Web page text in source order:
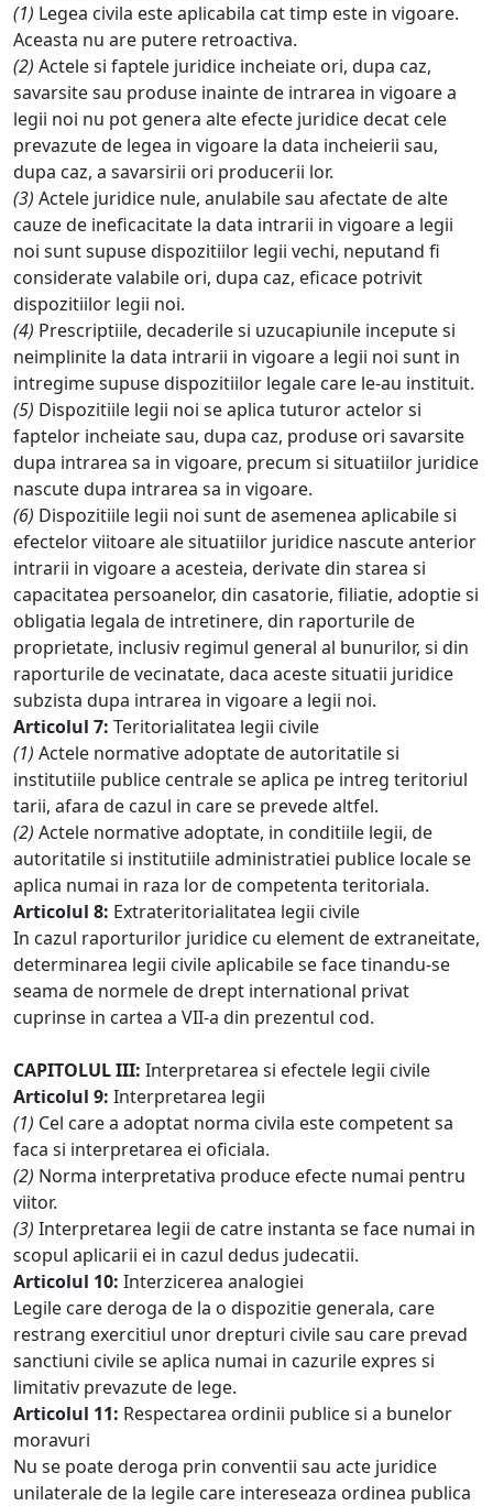
(1) Legea civila este aplicabila cat timp este in vigoare.
Aceasta nu are putere retroactiva.
(2) Actele si faptele juridice incheiate ori, dupa caz,
savarsite sau produse inainte de intrarea in vigoare a
legii noi nu pot genera alte efecte juridice decat cele
prevazute de legea in vigoare la data incheierii sau,
dupa caz, a savarsirii ori producerii lor.
(3) Actele juridice nule, anulabile sau afectate de alte
cauze de ineficacitate la data intrarii in vigoare a legii
noi sunt supuse dispozitiilor legii vechi, neputand fi
considerate valabile ori, dupa caz, eficace potrivit
dispozitiilor legii noi.
(4) Prescriptiile, decaderile si uzucapiunile incepute si
neimplinite la data intrarii in vigoare a legii noi sunt in
intregime supuse dispozitiilor legale care le-au instituit.
(5) Dispozitiile legii noi se aplica tuturor actelor si
faptelor incheiate sau, dupa caz, produse ori savarsite
dupa intrarea sa in vigoare, precum si situatiilor juridice
nascute dupa intrarea sa in vigoare.
(6) Dispozitiile legii noi sunt de asemenea aplicabile si
efectelor viitoare ale situatiilor juridice nascute anterior
intrarii in vigoare a acesteia, derivate din starea si
capacitatea persoanelor, din casatorie, filiatie, adoptie si
obligatia legala de intretinere, din raporturile de
proprietate, inclusiv regimul general al bunurilor, si din
raporturile de vecinatate, daca aceste situatii juridice
subzista dupa intrarea in vigoare a legii noi.
Articolul 7: Teritorialitatea legii civile
(1) Actele normative adoptate de autoritatile si
institutiile publice centrale se aplica pe intreg teritoriul
tarii, afara de cazul in care se prevede altfel.
(2) Actele normative adoptate, in conditiile legii, de
autoritatile si institutiile administratiei publice locale se
aplica numai in raza lor de competenta teritoriala.
Articolul 8: Extrateritorialitatea legii civile
In cazul raporturilor juridice cu element de extraneitate,
determinarea legii civile aplicabile se face tinandu-se
seama de normele de drept international privat
cuprinse in cartea a VII-a din prezentul cod.
CAPITOLUL III: Interpretarea si efectele legii civile
Articolul 9: Interpretarea legii
(1) Cel care a adoptat norma civila este competent sa
faca si interpretarea ei oficiala.
(2) Norma interpretativa produce efecte numai pentru
viitor.
(3) Interpretarea legii de catre instanta se face numai in
scopul aplicarii ei in cazul dedus judecatii.
Articolul 10: Interzicerea analogiei
Legile care deroga de la o dispozitie generala, care
restrang exercitiul unor drepturi civile sau care prevad
sanctiuni civile se aplica numai in cazurile expres si
limitativ prevazute de lege.
Articolul 11: Respectarea ordinii publice si a bunelor
moravuri
Nu se poate deroga prin conventii sau acte juridice
unilaterale de la legile care intereseaza ordinea publica